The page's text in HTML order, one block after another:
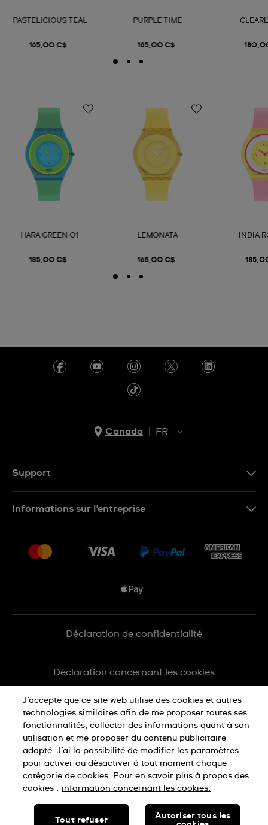
PASTELICIOUS TEAL
165,00 C$
PURPLE TIME
165,00 C$
HARA GREEN 01
185,00 C$
LEMONATA
165,00 C$
INDIA
Canada
FR
Support
Conditions De Vente
Informations sur l'entreprise
Nous rejoindre
Déclaration de confidentialité
Déclaration concernant les cookies
Conditions d'utilisation
SWISS MADE
SUISSES
J’accepte que ce site web utilise des cookies et autres
technologies similaires afin de me proposer toutes ses
fonctionnalités, collecter des informations quant à son
utilisation et me proposer du contenu publicitaire
adapté. J’ai la possibilité de modifier les paramètres
pour activer ou désactiver à tout moment chaque
catégorie de cookies. Pour en savoir plus à propos des
cookies : information concernant les cookies.
Tout refuser
Autoriser tous les